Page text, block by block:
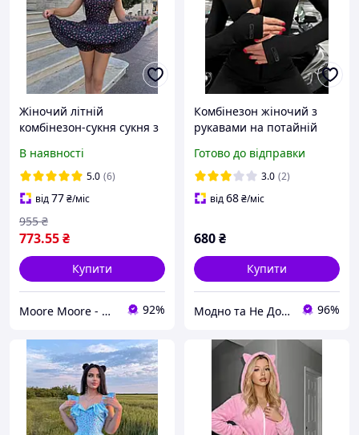
Жіночий літній
комбінезон-сукня сукня з
принт
В наявності
5.0 (6)
від77₴/міс
773.55₴
955 ₴
Купити
Moore Moore - магазин одягу🛍️ 92%
Комбінезон жіночий з
рукавами на потайній
без утеплення, Комбез
для фітнесу чорний з
вимірами
Готово до відправки
3.0 (2)
від68₴/міс
680₴
Купити
Модно та Не Дорого 96%